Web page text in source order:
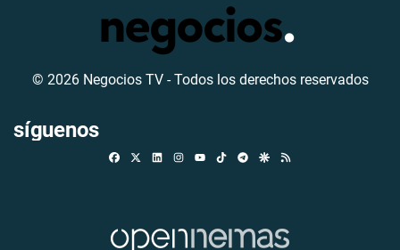
© 2026 Negocios TV - Todos los derechos reservados
síguenos
FacebookLinkedinInstagramTikTokTelegramGoogle Discover